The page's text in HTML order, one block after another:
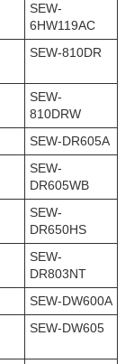
SEW-
6HW119AC
SEW-810DR
SEW-
810DRW
SEW-DR605A
SEW-
DR605WB
SEW-
DR650HS
SEW-
DR803NT
SEW-DW600A
SEW-DW605